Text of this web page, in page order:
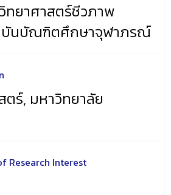
ยาศาสตร์ชีวภาพ
บันบัณฑิตศึกษาจุฬาภรณ์
ร์, มหาวิทยาลัย
Research Interest